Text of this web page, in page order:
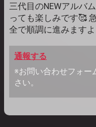
三代目のNEWアルバ
っても楽しみです🥰
全で順調に進みます
通報する
※お問い合わせフォー
さい。